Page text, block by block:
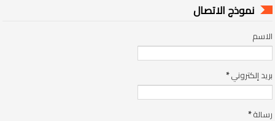
نموذج الاتصال
الاسم
بريد إلكتروني*
رسالة*